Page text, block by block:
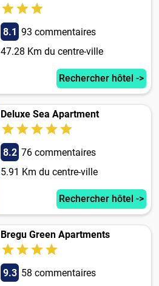
8.1 93 commentaires
47.28 Km du centre-ville
Rechercher hôtel ->
Deluxe Sea Apartment
8.2 76 commentaires
5.91 Km du centre-ville
Rechercher hôtel ->
Bregu Green Apartments
9.3 58 commentaires